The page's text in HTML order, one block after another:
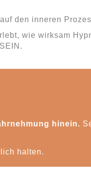
den inneren
wie wirksam
hinein.
halten.